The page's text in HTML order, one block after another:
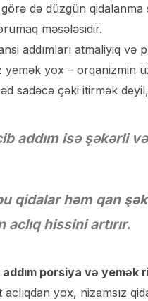
də düzgün qidalanma
məsələsidir.
addımları atmaliyiq və
yemək yox – orqanizmin
sadəcə çəki itirmək
addım isə şəkərli
qidalar həm qan
aclıq hissini artırır.
porsiya və yemək
yox, nizamsız